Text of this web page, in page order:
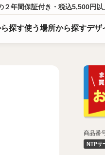
２年間保証付き・税込5,500円以
探す使う場所から探すデザ
商品番
NTPサ